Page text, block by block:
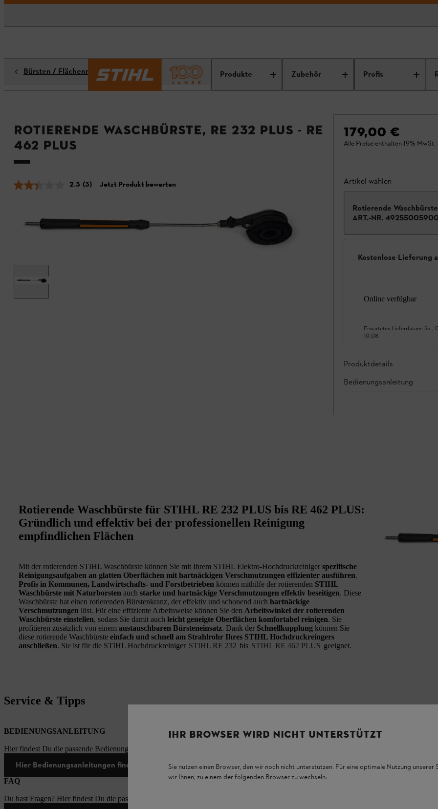
Produkte Zubehör Profis
Bürsten / Flächenreiniger
Rotierende Waschbürste, RE 232 PLUS - RE
462 PLUS
2.3 (3) Jetzt Produkt bewerten
179,00 €
Alle Preise enthalten 19% MwSt.
Artikel wählen
Rotierende Waschbürste
ART.-NR.
Kostenlose Lieferung
Online verfügbar
Erwartetes Lieferdatum: So.,
10.08.
Produktdetails
Bedienungsanleitung
Rotierende Waschbürste für STIHL RE 232 PLUS bis RE 462 PLUS:
Gründlich und effektiv bei der professionellen Reinigung
empfindlichen Flächen
Mit der rotierenden STIHL Waschbürste können Sie mit Ihrem STIHL Elektro-Hochdruckreiniger spezifische
Reinigungsaufgaben an glatten Oberflächen mit hartnäckigen Verschmutzungen effizienter ausführen.
Profis in Kommunen, Landwirtschafts- und Forstbetrieben können mithilfe der rotierenden STIHL
Waschbürste mit Naturborsten auch starke und hartnäckige Verschmutzungen effektiv beseitigen. Diese
Waschbürste hat einen rotierenden Bürstenkranz, der effektiv und schonend auch hartnäckige
Verschmutzungen löst. Für eine effiziente Arbeitsweise können Sie den Arbeitswinkel der rotierenden
Waschbürste einstellen, sodass Sie damit auch leicht geneigte Oberflächen komfortabel reinigen. Sie
profitieren zusätzlich von einem austauschbaren Bürsteneinsatz. Dank der Schnellkupplung können Sie
diese rotierende Waschbürste einfach und schnell am Strahlrohr Ihres STIHL Hochdruckreingers
anschließen. Sie ist für die STIHL Hochdruckreiniger STIHL RE 232 bis STIHL RE 462 PLUS geeignet.
Service & Tipps
BEDIENUNGSANLEITUNG
Hier findest Du die passende Bedienungsanleitungen zu unseren STIHL Produkten.
Hier Bedienungsanleitungen finden
FAQ
Du hast Fragen? Hier findest Du die passenden Antworten zu den häufigsten Fragen.
IHR BROWSER WIRD NICHT UNTERSTÜTZT
Sie nutzen einen Browser, den wir noch nicht unterstützen. Für eine optimale Nutzung unserer
wir Ihnen, zu einem der folgenden Browser zu wechseln: